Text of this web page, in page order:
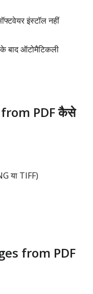
इंस्टॉल नहीं
बाद ऑटोमैटिकली
PDF कैसे
या TIFF)
from PDF